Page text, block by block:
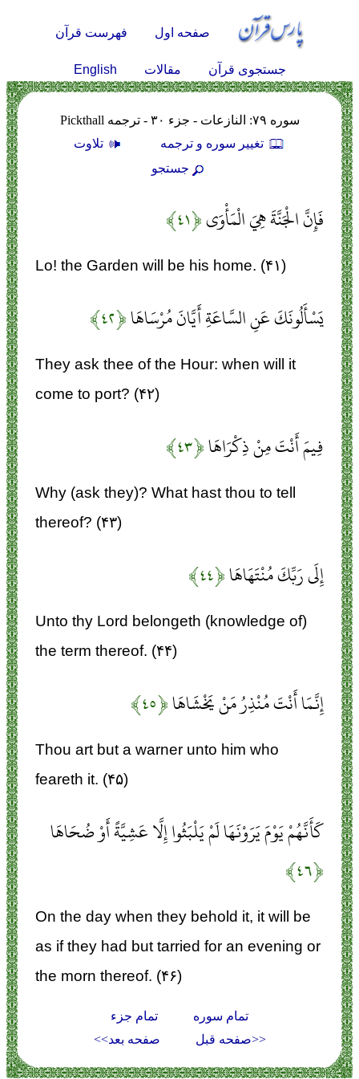
صفحه اول فهرست قرآن
جستجوی قرآن مقالات English
سوره ۷۹: النازعات - جزء ۳۰ - ترجمه Pickthall
تغيير سوره و ترجمه
تلاوت
جستجو
فَإِنَّ الْجَنَّةَ هِيَ الْمَأْوَى﴿۴۱﴾
Lo! the Garden will be his home. (۴۱)
يَسْأَلُونَكَ عَنِ السَّاعَةِ أَيَّانَ مُرْسَاهَا﴿۴۲﴾
They ask thee of the Hour: when will it
come to port? (۴۲)
فِيمَ أَنْتَ مِنْ ذِكْرَاهَا﴿۴۳﴾
Why (ask they)? What hast thou to tell
thereof? (۴۳)
إِلَى رَبِّكَ مُنْتَهَاهَا﴿۴۴﴾
Unto thy Lord belongeth (knowledge of)
the term thereof. (۴۴)
إِنَّمَا أَنْتَ مُنْذِرُ مَنْ يَخْشَاهَا﴿۴۵﴾
Thou art but a warner unto him who
feareth it. (۴۵)
كَأَنَّهُمْ يَوْمَ يَرَوْنَهَا لَمْ يَلْبَثُوا إِلَّا عَشِيَّةً أَوْ ضُحَاهَا
﴿۴۶﴾
On the day when they behold it, it will be
as if they had but tarried for an evening or
the morn thereof. (۴۶)
تمام سوره
تمام جزء
<<صفحه قبل
صفحه بعد>>